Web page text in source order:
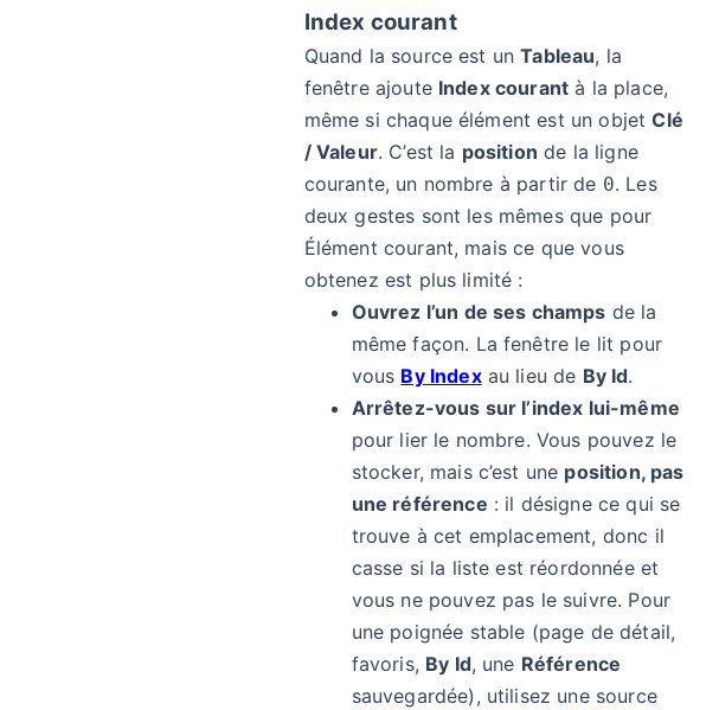
Index courant
Quand la source est unTableau, la
fenêtre ajoute Index courant à la place,
même si chaque élément est un objetClé
/ Valeur. C’est la position de la ligne
courante, un nombre à partir de 0. Les
deux gestes sont les mêmes que pour
Élément courant, mais ce que vous
obtenez est plus limité :
Ouvrez l’un de ses champs de la
même façon. La fenêtre le lit pour
vous By Indexau lieu de By Id.
Arrêtez-vous sur l’index lui-même
pour lier le nombre. Vous pouvez le
stocker, mais c’est une position, pas
une référence : il désigne ce qui se
trouve à cet emplacement, donc il
casse si la liste est réordonnée et
vous ne pouvez pas le suivre. Pour
une poignée stable (page de détail,
favoris, By Id, une Référence
sauvegardée), utilisez une source